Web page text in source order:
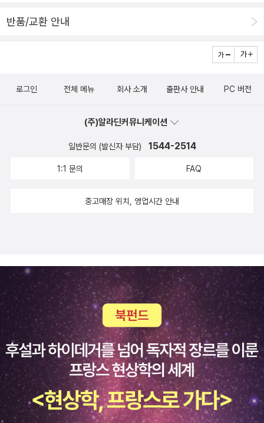
장 구비. 했는데, <다시 만난 내 친구>는 품절이라 못 샀어. ㅡㅜ 애니
메이션으로도 나와 있고, 작가도 훈남. (꼭 여자일 것 같은데,남자 작
가)그림이 디게 귀엽다. 이야기도 귀엽고.헬메 하이네많은 작품을 본
중에서 <신비한 밤 여행>을 좋아한다. 근데, 그림체가 다 달라 ^^; 내
다. 심오심오 <신비한 밤여행>의 그림은 수채느낌인데, 이 밤여행이
악몽같다. 무서워하는 이미지가 많았지만, 뭐랄까, 무서워하며 보게
'비', '잠', '밤', '월요일' '새벽'뭐 이렇고, 파르스름한 색감도 일품. 정적
이고, 명상하는 듯한 기분에 빠져들 수 있는 그림을 그려내는 작가존
버닝햄존 버닝햄은 워낙 유명한 작가. 내가 좋아하는건 셜리 시리즈
<셜리야, 목욕은 이제 그만!>과 <셜리야, 물가에 가지 마!> 현실과
상상이 교차되는 이야기 전개가 환상적이다. 검피 아저씨 시리즈에서
는 마지막 장면이 좋다. 모두 옹기종기 모이는이와사키 치히로말이
필요없는 유명한 작가. 그 중에서도 프로메테우스 출판사에서 나온
이 아트북 시리즈는 정말 아트!리스베트 츠베르거리스베트 츠베르거,
리츠베트 츠베르거, 리쓰베트 츠베르거, .. 아무튼. 이 작가의 책도 외
랑 같이 산 적은 있었지만내 아이를 키워보진 못했는데, 왜 그랬는
튼, 딸을 키우는 엄마의 마음이 그대로 담겨진 책이었다는. 그 뒤에 아
튜어트이 부부의 합작품 『리디아의 정원』을 읽을 때, 정말 마음이 푸
상에 만든 정원은 또 얼마나 아름다웠는지…. 그들 부부의 또다른 작
도서관에 정말 한번이라도 가보고 싶은 생각이 들게 한다. 책에 얼굴
을 파묻고 있는 엘리자베스 브라운의 모습이 인상적이었다. 꼭 나를
린 마들렌카 이야기는 그림도 글도 매우 독특하여 오래도록 머릿속에
림은(『도착』이나 『토끼들』)글이 없어도 공감 백배가 되며, 이세 히데
코의 『나의 를리외르 아저씨』는 눈물이 핑~ 돌기도 했다.요즘 본의
아니게 그림책을 비롯하여 어린이 책을 눈여겨 볼 일이 많아졌다. 하
지만 역시 봇물처럼 밀려드는 어린이 책들 중에 내가 미처 발견하지
못하고 놓치고 있는 좋은 책들이 얼마나 많을까, 생각하면 조금 안타
깝기도 하다. 올리다 보니 우리나라 그림책 작가들 중에서도 좋은 작
가들이 많은데도 올리지 못했다. 다음에 한번 정리를 해봐야겠다.그
림책을 볼 때마다 늘 생각하는 것이지만 그 어떤 문학작품들보다도
더 많은 생각을 던져주는 것이 그림책이 아닌가 싶다.
학교에 보내놓고, 느끼는 생각들을 그려낸 동화로 학교생활에 흥미와
하면서 학교생활에 대해 막연한 두려움을 가지고 있던 남자아이가 막
상 학교에 가서 겪어보니, 자신의 생각과 다르게 선생님도 좋고, 학교
생활도 두렵지 않음을 재미난 에피소드로 그려내고 있다. 5. 왕재수
아이, 그런 아이에게 왕재수 없는 날이 있었다. 그러나 그 하루가 정
력이 걱정이 시대, 학교에 보내거나 놀이터에 보내면 내 아이가 뒤쳐
지지나 않을까 왕따 당하지나 않을까 걱정이 되는데, 이 책을 읽고 나
세 무조건 다 뺐는 힘센 아이한테, 어떻게 대처해야할지 주인공의 아
표를 받은 아이, 늘 자기는 나쁜어린이표만 받는 것 같은데...선생님이
주시는 나쁜어린이표와 칭찬스티커는 과연 필요한가 생각해볼만한
동화 8. 백점만점 1학년: 고정욱 선생님께서 들려주시는 동화로 배우
는 학교생활편이다. 취학통지서, 선생님은 도깨비?, 급식시간, 숙
제?, 친구사귀기, 받아쓰기, 스티커경쟁.. 등 학교에 가면 당면하게 되
는 현실에 대한 궁금증들을 민우의 이야기를 통해 재밌게 시원하게
말해주는 책 9. 학교에 간 개돌이: 김옥선생님의 단편모음집... 주인
아이를 따라 학교에 간 개돌이의 눈을 통해 보는 학교생활이야기와
재밌는 단편모음들은 저학년 아이들에게 책읽는 재미를 줄 것이다. 1
0. 책먹는 여우: 이 세상에 책먹는 여우가 있을까? 제목부터 아이들
것으로 보아서는 친할아버지인 것 같다.
반품/교환 안내
로그인 전체 메뉴 회사 소개 출판사 안내 PC 버전
(주)알라딘커뮤니케이션
일반문의 (발신자 부담) 1544-2514
1:1 문의 FAQ
중고매장 위치, 영업시간 안내